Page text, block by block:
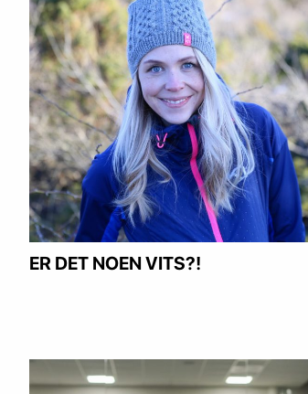
ER DET NOEN VITS?!